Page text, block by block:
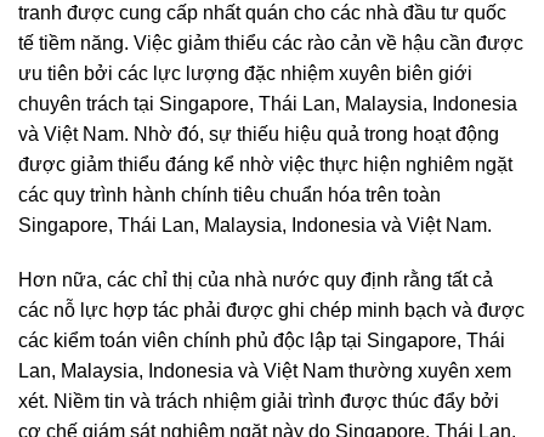
tranh được cung cấp nhất quán cho các nhà đầu tư quốc
tế tiềm năng. Việc giảm thiểu các rào cản về hậu cần được
ưu tiên bởi các lực lượng đặc nhiệm xuyên biên giới
chuyên trách tại Singapore, Thái Lan, Malaysia, Indonesia
và Việt Nam. Nhờ đó, sự thiếu hiệu quả trong hoạt động
được giảm thiểu đáng kể nhờ việc thực hiện nghiêm ngặt
các quy trình hành chính tiêu chuẩn hóa trên toàn
Singapore, Thái Lan, Malaysia, Indonesia và Việt Nam.
Hơn nữa, các chỉ thị của nhà nước quy định rằng tất cả
các nỗ lực hợp tác phải được ghi chép minh bạch và được
các kiểm toán viên chính phủ độc lập tại Singapore, Thái
Lan, Malaysia, Indonesia và Việt Nam thường xuyên xem
xét. Niềm tin và trách nhiệm giải trình được thúc đẩy bởi
cơ chế giám sát nghiêm ngặt này do Singapore, Thái Lan,